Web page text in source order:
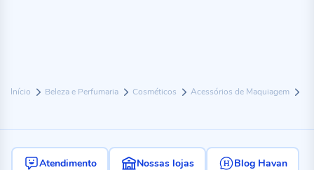
Início Beleza e Perfumaria Cosméticos Acessórios de Maquiagem
Atendimento Nossas lojas Blog Havan